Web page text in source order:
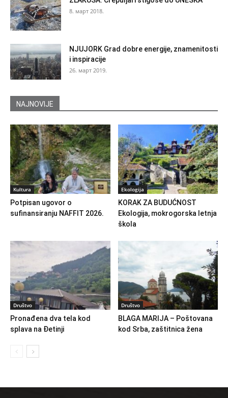
8. март 2018.
NJUJORK Grad dobre energije, znamenitosti
i inspiracije
26. март 2019.
NAJNOVIJE
Kultura
Potpisan ugovor o
sufinansiranju NAFFIT 2026.
Ekologija
KORAK ZA BUDUĆNOST
Ekologija, mokrogorska letnja
škola
Društvo
Pronađena dva tela kod
splava na Đetinji
Društvo
BLAGA MARIJA – Poštovana
kod Srba, zaštitnica žena